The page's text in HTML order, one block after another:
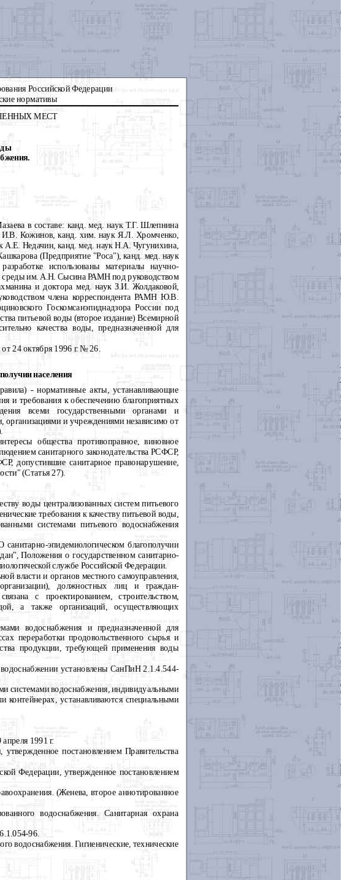
Российской Федерации
нормативы
МЕСТ
в составе: канд. мед. наук Т.Г. Шлепнина
Кожинов, канд. хим. наук Я.Л. Хромченко,
Недачин, канд. мед. наук Н.А. Чугунихина,
(Предприятие "Роса"), канд. мед. наук
использованы материалы научно-
среды им. А.Н. Сысина РАМН под руководством
и доктора мед. наук З.И. Жолдаковой,
члена корреспондента РАМН Ю.В.
Госкомсанэпиднадзора России под
питьевой воды (второе издание) Всемирной
качества воды, предназначенной для
24 октября 1996 г. № 26.
населения
- нормативные акты, устанавливающие
и требования к обеспечению благоприятных
всеми государственными органами и
и учреждениями независимо от
общества противоправное, виновное
санитарного законодательства РСФСР,
допустившие санитарное правонарушение,
(Статья 27).
воды централизованных систем питьевого
требования к качеству питьевой воды,
системами питьевого водоснабжения
эпидемиологическом благополучии
Положения о государственном санитарно-
службе Российской Федерации.
власти и органов местного самоуправления,
должностных лиц и граждан-
с проектированием, строительством,
а также организаций, осуществляющих
водоснабжения и предназначенной для
переработки продовольственного сырья и
продукции, требующей применения воды
водоснабжении установлены СанПиН 2.1.4.544-
системами водоснабжения, индивидуальными
контейнерах, устанавливаются специальными
1991 г.
постановлением Правительства
Федерации, утвержденное постановлением
(Женева, второе аннотированное
водоснабжения. Санитарная охрана
96.
водоснабжения. Гигиенические, технические